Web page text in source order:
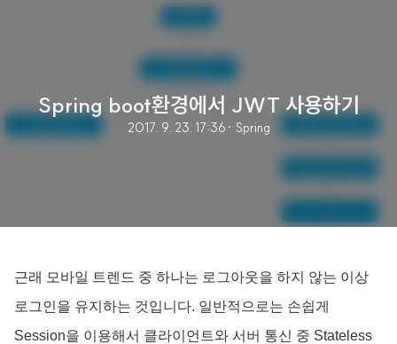
Spring boot환경에서 JWT 사용하기
2017. 9. 23. 17:36 · Spring
근래 모바일 트렌드 중 하나는 로그아웃을 하지 않는 이상
로그인을 유지하는 것입니다. 일반적으로는 손쉽게
Session을 이용해서 클라이언트와 서버 통신 중 Stateless